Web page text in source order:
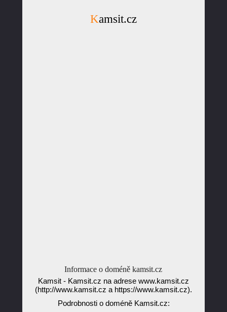
Kamsit.cz
Informace o doméně kamsit.cz
Kamsit - Kamsit.cz na adrese www.kamsit.cz
(http://www.kamsit.cz a https://www.kamsit.cz).
Podrobnosti o doméně Kamsit.cz: